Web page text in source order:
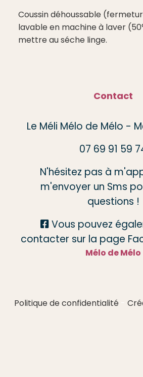
Coussin déhoussable
lavable en machine à laver
mettre au séche linge.
Contact
Le Méli Mélo de Mélo -
07 69 91 59
N'hésitez pas à
m'envoyer un Sms
questions !
 Vous pouvez
contacter sur la page
Mélo de Mélo
Politique de confidentialité